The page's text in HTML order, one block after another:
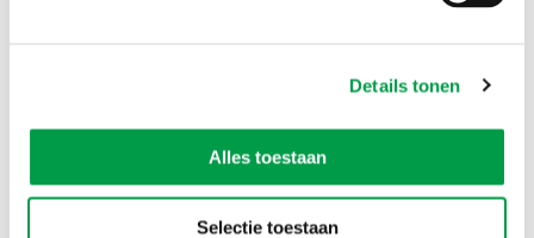
Details tonen
Alles toestaan
Selectie toestaan
Staatssteun door gemeenten: Wat vraagt
De Europese staatssteunregelgeving dateert van 1956. Vanaf
1 januari 2026 moeten lokale besturen de steun die ze geven
registreren in een databank. Lees meer